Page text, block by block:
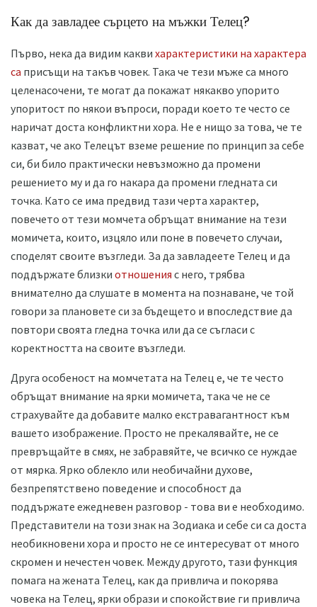
Как да завладее сърцето на мъжки Телец?
Първо, нека да видим какви характеристики на характера
са присъщи на такъв човек. Така че тези мъже са много
целенасочени, те могат да покажат някакво упорито
упоритост по някои въпроси, поради което те често се
наричат ​​доста конфликтни хора. Не е нищо за това, че те
казват, че ако Телецът вземе решение по принцип за себе
си, би било практически невъзможно да промени
решението му и да го накара да промени гледната си
точка. Като се има предвид тази черта характер,
повечето от тези момчета обръщат внимание на тези
момичета, които, изцяло или поне в повечето случаи,
споделят своите възгледи. За да завладеете Телец и да
поддържате близки отношения с него, трябва
внимателно да слушате в момента на познаване, че той
говори за плановете си за бъдещето и впоследствие да
повтори своята гледна точка или да се съгласи с
коректността на своите възгледи.
Друга особеност на момчетата на Телец е, че те често
обръщат внимание на ярки момичета, така че не се
страхувайте да добавите малко екстравагантност към
вашето изображение. Просто не прекалявайте, не се
превръщайте в смях, не забравяйте, че всичко се нуждае
от мярка. Ярко облекло или необичайни духове,
безпрепятствено поведение и способност да
поддържате ежедневен разговор - това ви е необходимо.
Представители на този знак на Зодиака и себе си са доста
необикновени хора и просто не се интересуват от много
скромен и нечестен човек. Между другото, тази функция
помага на жената Телец, как да привлича и покорява
човека на Телец, ярки образи и спокойствие ги привлича